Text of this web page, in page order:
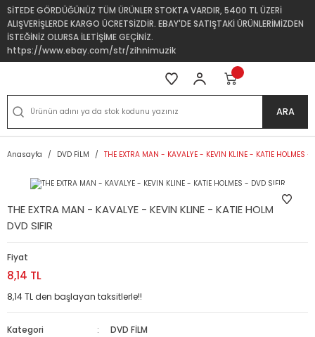
SİTEDE GÖRDÜĞÜNÜZ TÜM ÜRÜNLER STOKTA VARDIR, 5400 TL ÜZERİ
ALIŞVERİŞLERDE KARGO ÜCRETSİZDİR. EBAY'DE SATIŞTAKİ ÜRÜNLERİMİZDEN
İSTEĞİNİZ OLURSA İLETİŞİME GEÇİNİZ.
https://www.ebay.com/str/zihnimuzik
ARA
Anasayfa DVD FİLM THE EXTRA MAN - KAVALYE - KEVIN KLINE - KATIE HOLMES -
THE EXTRA MAN - KAVALYE - KEVIN KLINE - KATIE HOLMES -
DVD SIFIR
Fiyat
8,14 TL
8,14 TL den başlayan taksitlerle!!
Kategori
DVD FİLM